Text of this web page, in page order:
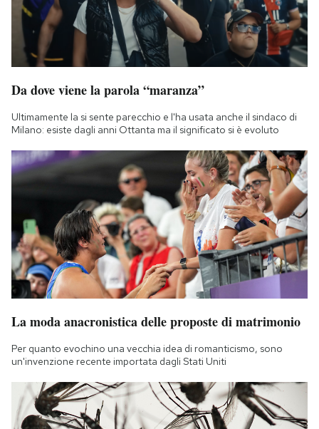
Da dove viene la parola “maranza”
Ultimamente la si sente parecchio e l'ha usata anche il sindaco di
Milano: esiste dagli anni Ottanta ma il significato si è evoluto
La moda anacronistica delle proposte di matrimonio
Per quanto evochino una vecchia idea di romanticismo, sono
un'invenzione recente importata dagli Stati Uniti